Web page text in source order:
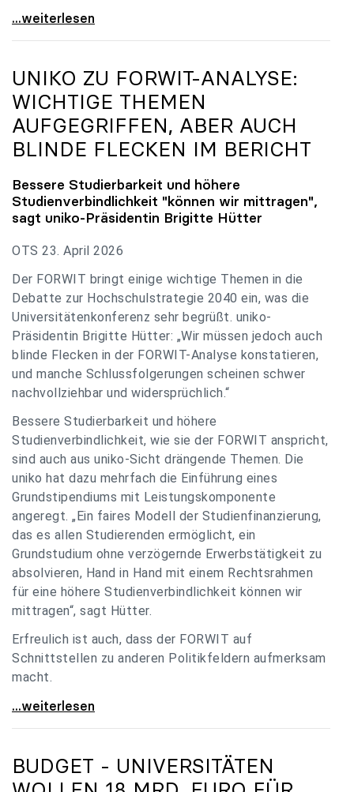
uniko zu Budgetverhandlungen: Universitäten sind
...weiterlesen
UNIKO ZU FORWIT-ANALYSE:
WICHTIGE THEMEN
AUFGEGRIFFEN, ABER AUCH
BLINDE FLECKEN IM BERICHT
Bessere Studierbarkeit und höhere
Studienverbindlichkeit "können wir mittragen",
sagt uniko-Präsidentin Brigitte Hütter
OTS 23. April 2026
Der FORWIT bringt einige wichtige Themen in die
Debatte zur Hochschulstrategie 2040 ein, was die
Universitätenkonferenz sehr begrüßt. uniko-
Präsidentin Brigitte Hütter: „Wir müssen jedoch auch
blinde Flecken in der FORWIT-Analyse konstatieren,
und manche Schlussfolgerungen scheinen schwer
nachvollziehbar und widersprüchlich.“
Bessere Studierbarkeit und höhere
Studienverbindlichkeit, wie sie der FORWIT anspricht,
sind auch aus uniko-Sicht drängende Themen. Die
uniko hat dazu mehrfach die Einführung eines
Grundstipendiums mit Leistungskomponente
angeregt. „Ein faires Modell der Studienfinanzierung,
das es allen Studierenden ermöglicht, ein
Grundstudium ohne verzögernde Erwerbstätigkeit zu
absolvieren, Hand in Hand mit einem Rechtsrahmen
für eine höhere Studienverbindlichkeit können wir
mittragen“, sagt Hütter.
Erfreulich ist auch, dass der FORWIT auf
Schnittstellen zu anderen Politikfeldern aufmerksam
macht.
uniko zu FORWIT-Analyse: Wichtige Themen
...weiterlesen
BUDGET - UNIVERSITÄTEN